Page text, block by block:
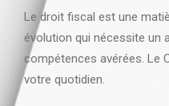
Le droit fiscal est une
évolution qui nécessite un
compétences avérées. Le
votre quotidien.